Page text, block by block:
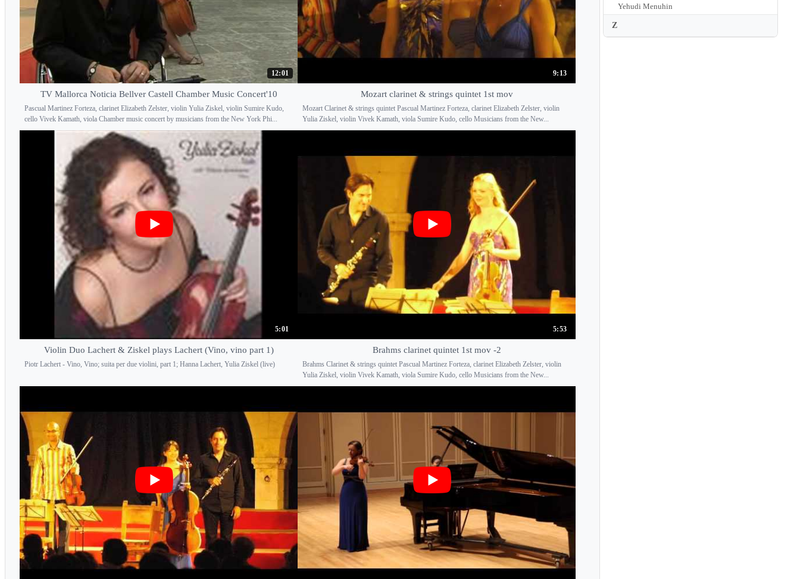
12:01
TV Mallorca Noticia Bellver Castell Chamber Music Concert'10
Pascual Martinez Forteza, clarinet Elizabeth Zelster, violin Yulia Ziskel, violin Sumire Kudo,
cello Vivek Kamath, viola Chamber music concert by musicians from the New York Phi...
9:13
Mozart clarinet & strings quintet 1st mov
Mozart Clarinet & strings quintet Pascual Martinez Forteza, clarinet Elizabeth Zelster, violin
Yulia Ziskel, violin Vivek Kamath, viola Sumire Kudo, cello Musicians from the New...
5:01
Violin Duo Lachert & Ziskel plays Lachert (Vino, vino part 1)
Piotr Lachert - Vino, Vino; suita per due violini, part 1; Hanna Lachert, Yulia Ziskel (live)
5:53
Brahms clarinet quintet 1st mov -2
Brahms Clarinet & strings quintet Pascual Martinez Forteza, clarinet Elizabeth Zelster, violin
Yulia Ziskel, violin Vivek Kamath, viola Sumire Kudo, cello Musicians from the New...
Yehudi Menuhin
Z